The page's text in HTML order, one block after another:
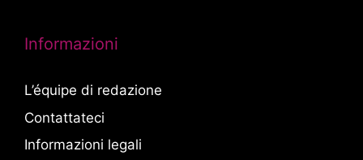
Informazioni
L’équipe di redazione
Contattateci
Informazioni legali